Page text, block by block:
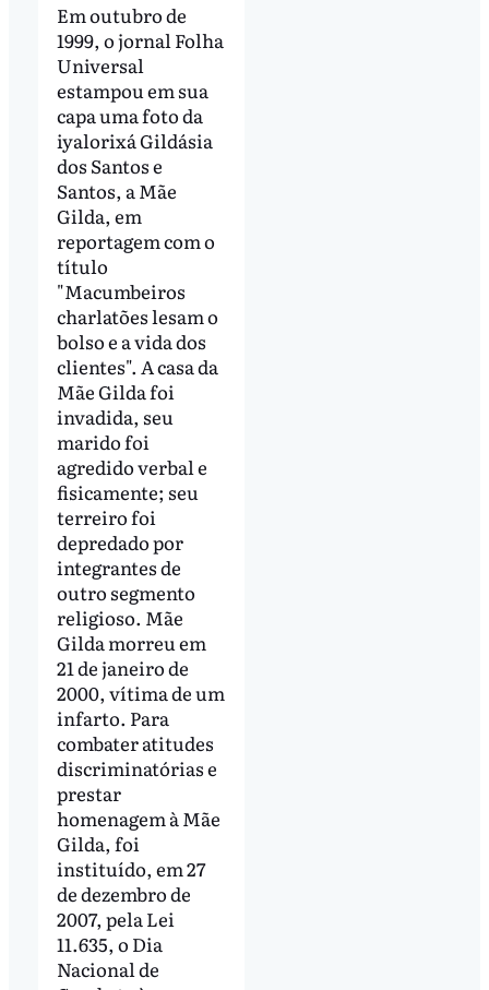
Em outubro de
1999, o jornal Folha
Universal
estampou em sua
capa uma foto da
iyalorixá Gildásia
dos Santos e
Santos, a Mãe
Gilda, em
reportagem com o
título
"Macumbeiros
charlatões lesam o
bolso e a vida dos
clientes". A casa da
Mãe Gilda foi
invadida, seu
marido foi
agredido verbal e
fisicamente; seu
terreiro foi
depredado por
integrantes de
outro segmento
religioso. Mãe
Gilda morreu em
21 de janeiro de
2000, vítima de um
infarto. Para
combater atitudes
discriminatórias e
prestar
homenagem à Mãe
Gilda, foi
instituído, em 27
de dezembro de
2007, pela Lei
11.635, o Dia
Nacional de